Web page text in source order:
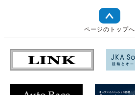
ページのトップへ